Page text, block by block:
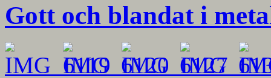
Gott och blandat i